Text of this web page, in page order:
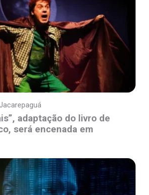
adaptação do livro de
será encenada em